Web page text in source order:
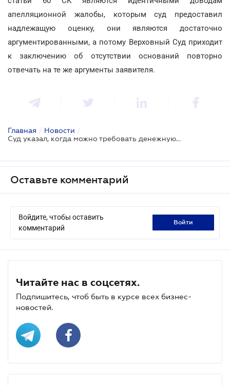
апелляционной жалобы, которым суд предоставил
надлежащую оценку, они являются достаточно
аргументированными, а потому Верховный Суд приходит
к заключению об отсутствии оснований повторно
отвечать на те же аргументы заявителя.
Главная / Новости /
Суд указал, когда можно требовать денежную компенсацию наследственной части земельного участка
Оставьте комментарий
Войдите, чтобы оставить
комментарий
войти
Читайте нас в соцсетях.
Подпишитесь, чтоб быть в курсе всех бизнес-
новостей.